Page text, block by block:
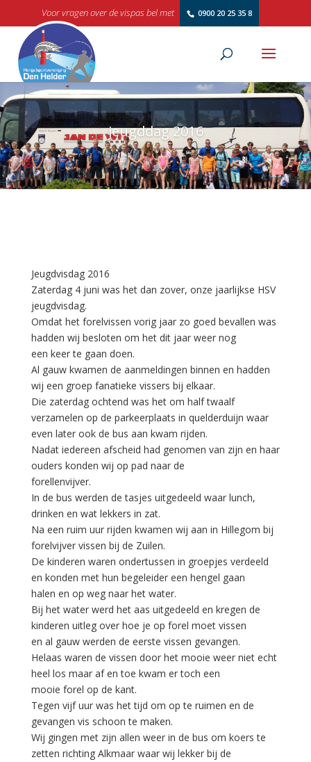
Voor vragen over de vispas bel met 0900 20 25 35 8
jeugddag 2016
Jeugdvisdag 2016
Zaterdag 4 juni was het dan zover, onze jaarlijkse HSV
jeugdvisdag.
Omdat het forelvissen vorig jaar zo goed bevallen was
hadden wij besloten om het dit jaar weer nog
een keer te gaan doen.
Al gauw kwamen de aanmeldingen binnen en hadden
wij een groep fanatieke vissers bij elkaar.
Die zaterdag ochtend was het om half twaalf
verzamelen op de parkeerplaats in quelderduijn waar
even later ook de bus aan kwam rijden.
Nadat iedereen afscheid had genomen van zijn en haar
ouders konden wij op pad naar de
forellenvijver.
In de bus werden de tasjes uitgedeeld waar lunch,
drinken en wat lekkers in zat.
Na een ruim uur rijden kwamen wij aan in Hillegom bij
forelvijver vissen bij de Zuilen.
De kinderen waren ondertussen in groepjes verdeeld
en konden met hun begeleider een hengel gaan
halen en op weg naar het water.
Bij het water werd het aas uitgedeeld en kregen de
kinderen uitleg over hoe je op forel moet vissen
en al gauw werden de eerste vissen gevangen.
Helaas waren de vissen door het mooie weer niet echt
heel los maar af en toe kwam er toch een
mooie forel op de kant.
Tegen vijf uur was het tijd om op te ruimen en de
gevangen vis schoon te maken.
Wij gingen met zijn allen weer in de bus om koers te
zetten richting Alkmaar waar wij lekker bij de